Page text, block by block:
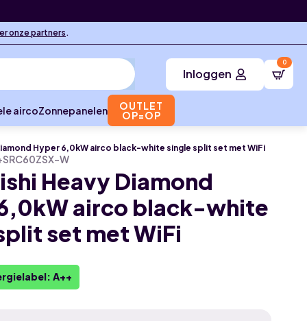
onze partners.
Inloggen
0
aircoZonnepanelen OUTLET
OP=OP
Hyper 6,0kW airco black-white single split set met WiFi
W
Heavy Diamond
airco black-white
set met WiFi
A++